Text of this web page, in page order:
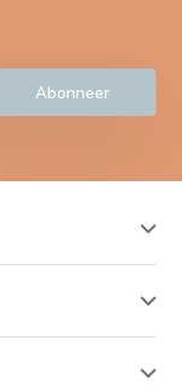
Abonneer